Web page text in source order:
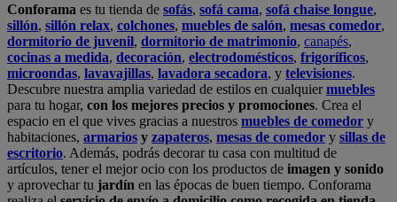
Conforama es tu tienda de sofás, sofá cama, sofá chaise longue,
sillón, sillón relax, colchones, muebles de salón, mesas comedor,
dormitorio de juvenil, dormitorio de matrimonio, canapés,
cocinas a medida, decoración, electrodomésticos, frigoríficos,
microondas, lavavajillas, lavadora secadora, y televisiones.
Descubre nuestra amplia variedad de estilos en cualquiermuebles
para tu hogar, con los mejores precios y promociones. Crea el
espacio en el que vives gracias a nuestros muebles de comedor y
habitaciones, armarios y zapateros, mesas de comedor y sillas de
escritorio. Además, podrás decorar tu casa con multitud de
artículos, tener el mejor ocio con los productos de imagen y sonido
y aprovechar tu jardín en las épocas de buen tiempo. Conforama